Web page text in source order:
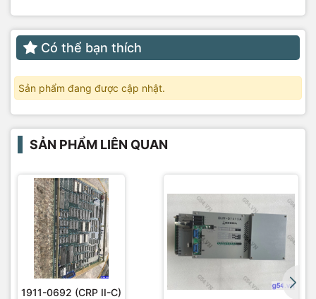
Có thể bạn thích
Sản phẩm đang được cập nhật.
SẢN PHẨM LIÊN QUAN
1911-0692 (CRP II-C)